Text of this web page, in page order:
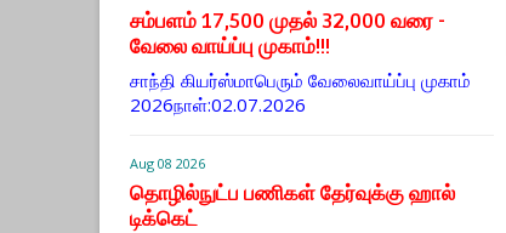
சம்பளம் 17,500 முதல் 32,000 வரை -
வேலை வாய்ப்பு முகாம்!!!
சாந்தி கியர்ஸ்மாபெரும் வேலைவாய்ப்பு முகாம்
2026நாள்:02.07.2026
Aug 08 2026
தொழில்நுட்ப பணிகள் தேர்வுக்கு ஹால் ​
டிக்கெட்